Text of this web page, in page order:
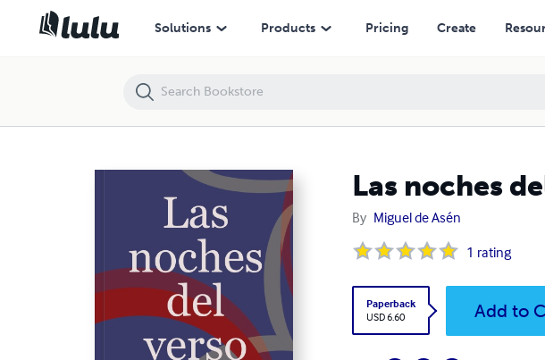
Solutions Products Pricing Create
Las noches
By Miguel de Asén
1 rating
Paperback
USD 6.60
Add to
Las noches del verso